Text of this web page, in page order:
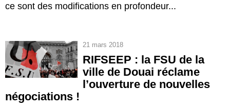
ce sont des modifications en profondeur...
21 mars 2018
RIFSEEP : la FSU de la
ville de Douai réclame
l’ouverture de nouvelles
négociations !